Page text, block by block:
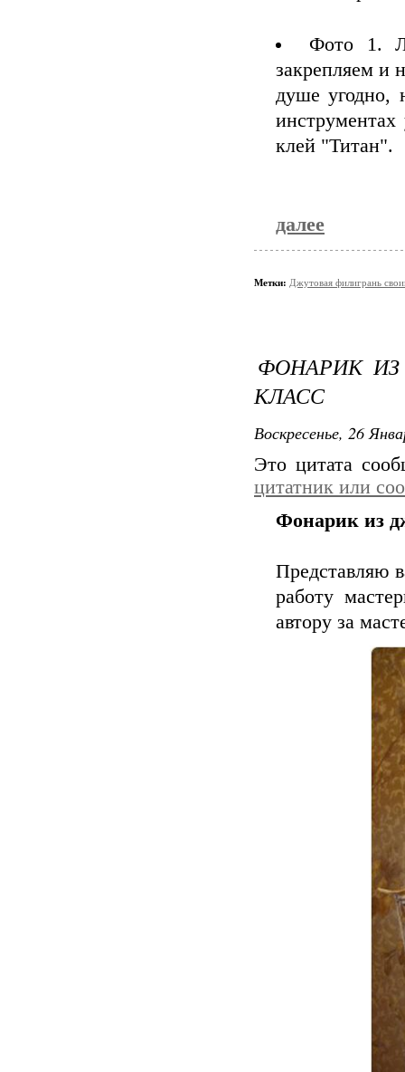
Фото 1.
закрепляем и
душе угодно,
клей "Титан".
далее
Метки: Джутовая филигрань
ФОНАРИК
КЛАСС
Воскресенье, 26
Это цитата
цитатник или
Фонарик из
Представляю
работу
автору за